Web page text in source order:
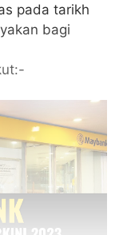
pada tarikh
bagi